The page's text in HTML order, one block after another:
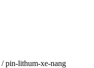
/ pin-lithum-xe-nang